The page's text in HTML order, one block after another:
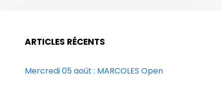
ARTICLES RÉCENTS
Mercredi 05 août : MARCOLES Open